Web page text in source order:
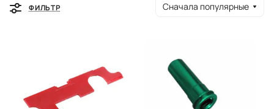
ФИЛЬТР Сначала популярные